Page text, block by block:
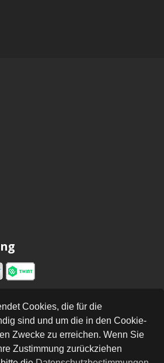
Cookies, die für die
sind und um die in den Cookie-
Zwecke zu erreichen. Wenn Sie
Zustimmung zurückziehen
SENDEN